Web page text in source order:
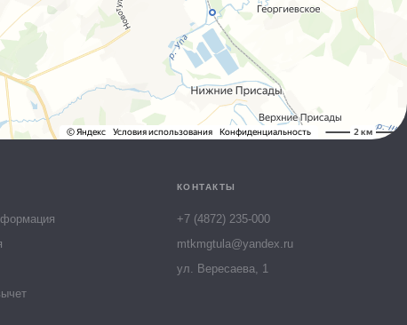
КОНТАКТЫ
+7 (4872) 235-000
mtkmgtula@yandex.ru
ул. Вересаева, 1
Алёна
Онлайн-консультант МТК